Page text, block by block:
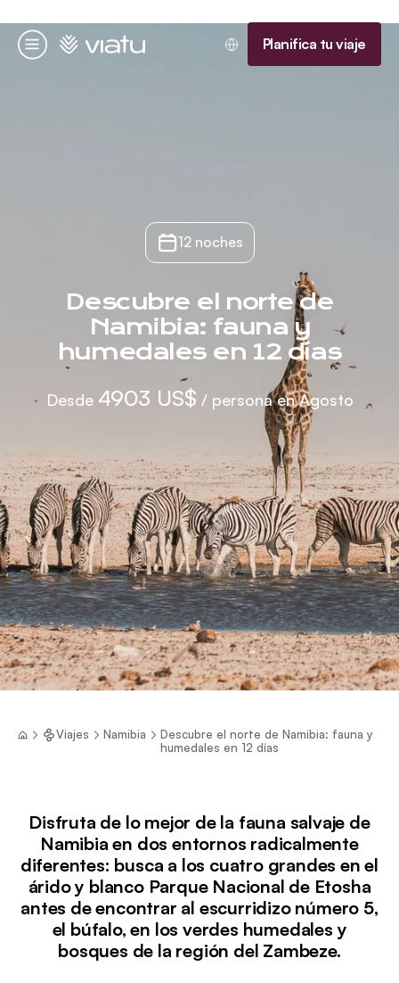
Menú
Página de inicio Planifica tu viaje
12 noches
Descubre el norte de
Namibia: fauna y
humedales en 12 días
Desde 4903 US$ / persona en Agosto
Viajes Namibia
Descubre el norte de Namibia: fauna y
humedales en 12 días
Disfruta de lo mejor de la fauna salvaje de
Namibia en dos entornos radicalmente
diferentes: busca a los cuatro grandes en el
árido y blanco Parque Nacional de Etosha
antes de encontrar al escurridizo número 5,
el búfalo, en los verdes humedales y
bosques de la región del Zambeze.